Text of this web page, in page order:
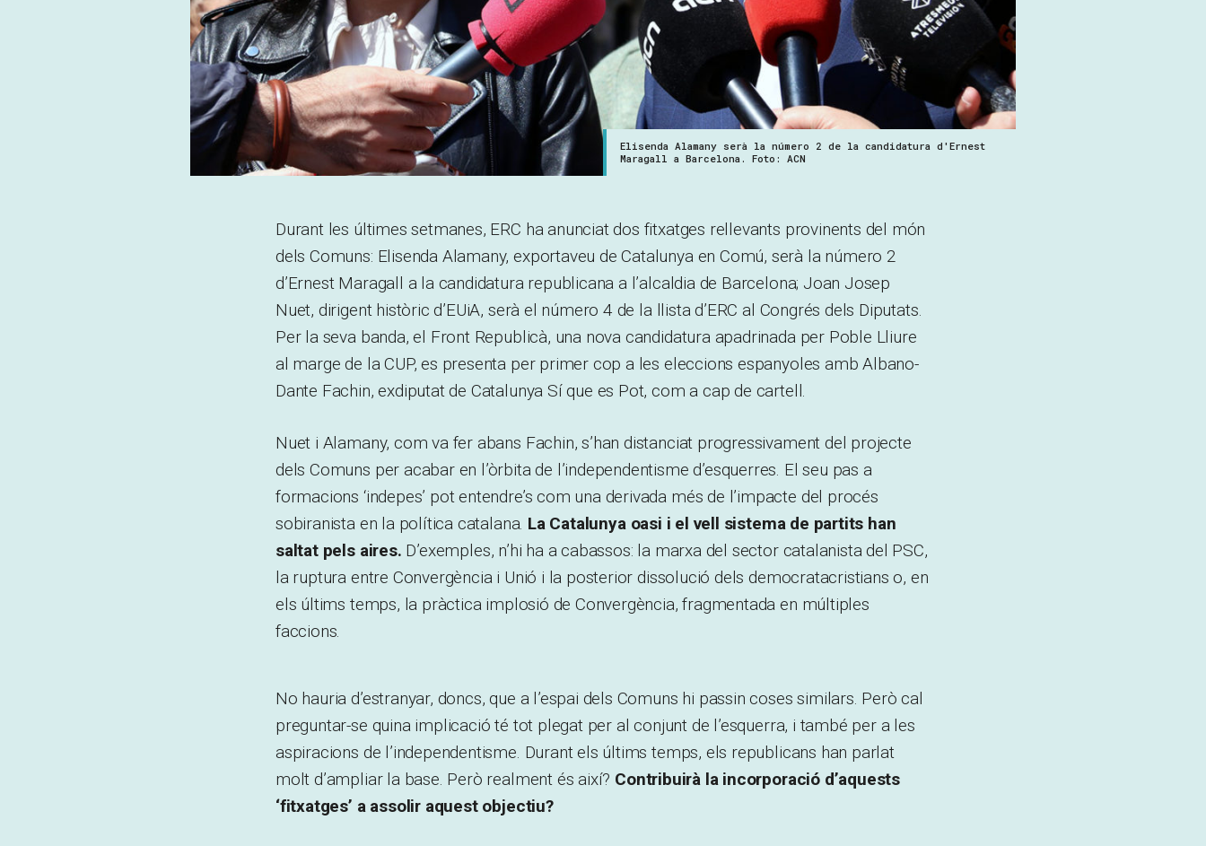
Elisenda Alamany serà la número 2 de la candidatura d'Ernest
Maragall a Barcelona. Foto: ACN
Durant les últimes setmanes, ERC ha anunciat dos fitxatges rellevants provinents del món
dels Comuns: Elisenda Alamany, exportaveu de Catalunya en Comú, serà la número 2
d’Ernest Maragall a la candidatura republicana a l’alcaldia de Barcelona; Joan Josep
Nuet, dirigent històric d’EUiA, serà el número 4 de la llista d’ERC al Congrés dels Diputats.
Per la seva banda, el Front Republicà, una nova candidatura apadrinada per Poble Lliure
al marge de la CUP, es presenta per primer cop a les eleccions espanyoles amb Albano-
Dante Fachin, exdiputat de Catalunya Sí que es Pot, com a cap de cartell.
Nuet i Alamany, com va fer abans Fachin, s’han distanciat progressivament del projecte
dels Comuns per acabar en l’òrbita de l’independentisme d’esquerres. El seu pas a
formacions ‘indepes’ pot entendre’s com una derivada més de l’impacte del procés
sobiranista en la política catalana. La Catalunya oasi i el vell sistema de partits han
saltat pels aires. D’exemples, n’hi ha a cabassos: la marxa del sector catalanista del PSC,
la ruptura entre Convergència i Unió i la posterior dissolució dels democratacristians o, en
els últims temps, la pràctica implosió de Convergència, fragmentada en múltiples
faccions.
No hauria d’estranyar, doncs, que a l’espai dels Comuns hi passin coses similars. Però cal
preguntar-se quina implicació té tot plegat per al conjunt de l’esquerra, i també per a les
aspiracions de l’independentisme. Durant els últims temps, els republicans han parlat
molt d’ampliar la base. Però realment és així? Contribuirà la incorporació d’aquests
‘fitxatges’ a assolir aquest objectiu?